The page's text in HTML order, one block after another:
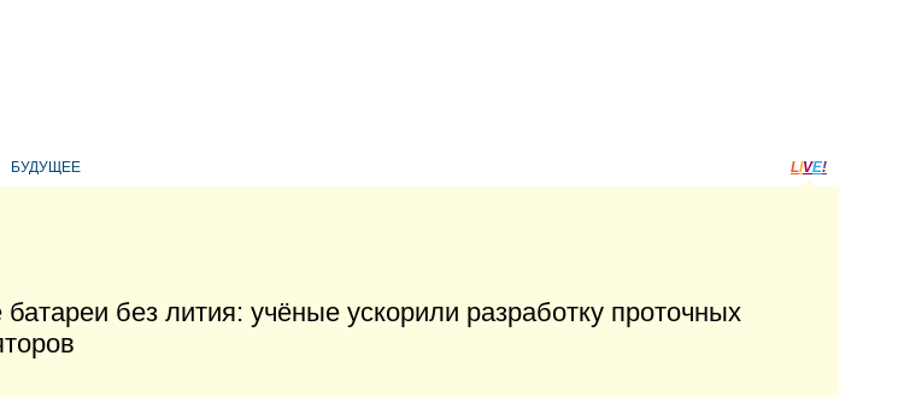
БУДУЩЕЕ LIVE!
без лития: учёные ускорили разработку проточных